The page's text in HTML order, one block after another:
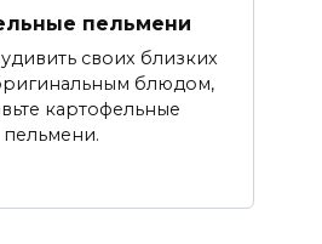
пельмени
своих близких
блюдом,
картофельные
пельмени.